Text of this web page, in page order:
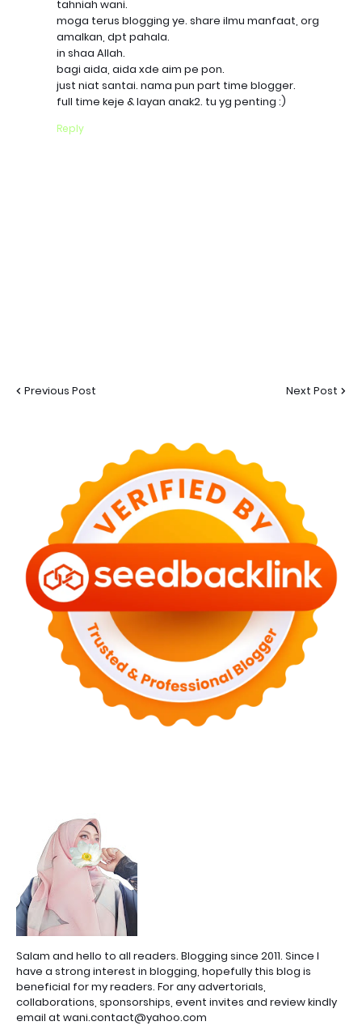
tahniah wani.
moga terus blogging ye. share ilmu manfaat, org
amalkan, dpt pahala.
in shaa Allah.
bagi aida, aida xde aim pe pon.
just niat santai. nama pun part time blogger.
full time keje & layan anak2. tu yg penting :)
Reply
Previous Post Next Post
Salam and hello to all readers. Blogging since 2011. Since I
have a strong interest in blogging, hopefully this blog is
beneficial for my readers. For any advertorials,
collaborations, sponsorships, event invites and review kindly
email at wani.contact@yahoo.com